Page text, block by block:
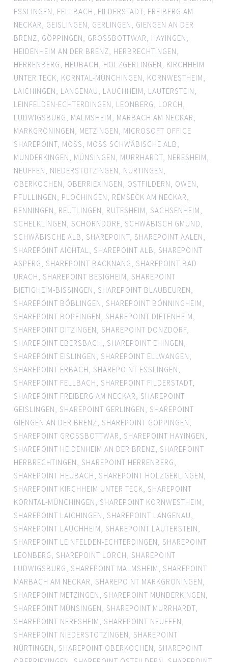
ESSLINGEN, FELLBACH, FILDERSTADT, FREIBERG AM
NECKAR, GEISLINGEN, GERLINGEN, GIENGEN AN DER
BRENZ, GÖPPINGEN, GROSSBOTTWAR , HAYINGEN,
HEIDENHEIM AN DER BRENZ, HERBRECHTINGEN,
HERRENBERG, HEUBACH, HOLZGERLINGEN, KIRCHHEIM
UNTER TECK, KORNTAL-MÜNCHINGEN, KORNWESTHEIM,
LAICHINGEN, LANGENAU, LAUCHHEIM, LAUTERSTEIN,
LEINFELDEN-ECHTERDINGEN, LEONBERG, LORCH,
LUDWIGSBURG, MALMSHEIM, MARBACH AM NECKAR,
MARKGRÖNINGEN, METZINGEN, MICROSOFT OFFICE
SHAREPOINT, MOSS, MOSS SCHWÄBISCHE ALB,
MUNDERKINGEN, MÜNSINGEN, MURRHARDT, NERESHEIM,
NEUFFEN, NIEDERSTOTZINGEN, NÜRTINGEN,
OBERKOCHEN, OBERRIEXINGEN, OSTFILDERN, OWEN,
PFULLINGEN, PLOCHINGEN, REMSECK AM NECKAR,
RENNINGEN, REUTLINGEN, RUTESHEIM, SACHSENHEIM,
SCHELKLINGEN, SCHORNDORF, SCHWÄBISCH GMÜND,
SCHWÄBISCHE ALB, SHAREPOINT, SHAREPOINT AALEN,
SHAREPOINT AICHTAL, SHAREPOINT ALB, SHAREPOINT
ASPERG, SHAREPOINT BACKNANG, SHAREPOINT BAD
URACH, SHAREPOINT BESIGHEIM, SHAREPOINT
BIETIGHEIM-BISSINGEN, SHAREPOINT BLAUBEUREN,
SHAREPOINT BÖBLINGEN, SHAREPOINT BÖNNINGHEIM,
SHAREPOINT BOPFINGEN, SHAREPOINT DIETENHEIM,
SHAREPOINT DITZINGEN, SHAREPOINT DONZDORF,
SHAREPOINT EBERSBACH, SHAREPOINT EHINGEN,
SHAREPOINT EISLINGEN, SHAREPOINT ELLWANGEN,
SHAREPOINT ERBACH, SHAREPOINT ESSLINGEN,
SHAREPOINT FELLBACH, SHAREPOINT FILDERSTADT,
SHAREPOINT FREIBERG AM NECKAR, SHAREPOINT
GEISLINGEN, SHAREPOINT GERLINGEN, SHAREPOINT
GIENGEN AN DER BRENZ, SHAREPOINT GÖPPINGEN,
SHAREPOINT GROSSBOTTWAR , SHAREPOINT HAYINGEN,
SHAREPOINT HEIDENHEIM AN DER BRENZ, SHAREPOINT
HERBRECHTINGEN, SHAREPOINT HERRENBERG,
SHAREPOINT HEUBACH, SHAREPOINT HOLZGERLINGEN,
SHAREPOINT KIRCHHEIM UNTER TECK, SHAREPOINT
KORNTAL-MÜNCHINGEN, SHAREPOINT KORNWESTHEIM,
SHAREPOINT LAICHINGEN, SHAREPOINT LANGENAU,
SHAREPOINT LAUCHHEIM, SHAREPOINT LAUTERSTEIN,
SHAREPOINT LEINFELDEN-ECHTERDINGEN, SHAREPOINT
LEONBERG, SHAREPOINT LORCH, SHAREPOINT
LUDWIGSBURG, SHAREPOINT MALMSHEIM, SHAREPOINT
MARBACH AM NECKAR, SHAREPOINT MARKGRÖNINGEN,
SHAREPOINT METZINGEN, SHAREPOINT MUNDERKINGEN,
SHAREPOINT MÜNSINGEN, SHAREPOINT MURRHARDT,
SHAREPOINT NERESHEIM, SHAREPOINT NEUFFEN,
SHAREPOINT NIEDERSTOTZINGEN, SHAREPOINT
NÜRTINGEN, SHAREPOINT OBERKOCHEN, SHAREPOINT